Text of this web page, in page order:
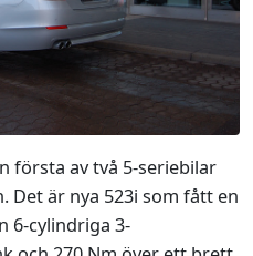
första av två 5-seriebilar
Det är nya 523i som fått en
6-cylindriga 3-